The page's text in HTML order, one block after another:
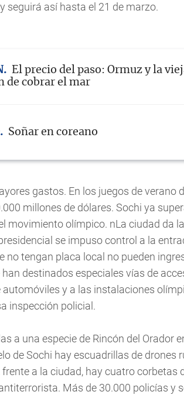
seguirá así hasta el 21 de marzo.
El precio del paso: Ormuz y la
de cobrar el mar
Soñar en coreano
gastos. En los juegos de verano
millones de dólares. Sochi ya
movimiento olímpico. nLa ciudad da
se impuso control a la
no tengan placa local no pueden
destinados especiales vías de
y a las instalaciones
inspección policial.
a una especie de Rincón del Orador
de Sochi hay escuadrillas de drones
a la ciudad, hay cuatro corbetas
Más de 30.000 policías y